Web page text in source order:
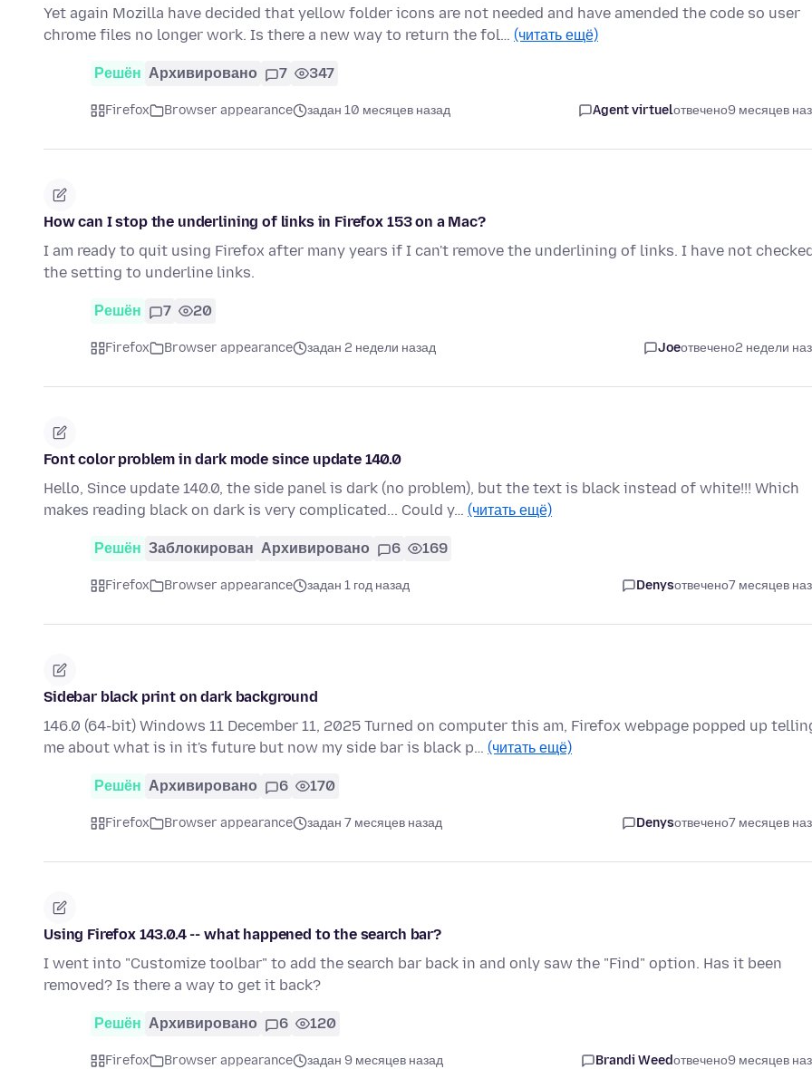
Yet again Mozilla have decided that yellow folder icons are not needed and have amended the code so user
chrome files no longer work. Is there a new way to return the fol… (читать ещё)
Решён Архивировано 7 347
Firefox Browser appearance задан 10 месяцев назад Agent virtuelотвечено9 месяцев
How can I stop the underlining of links in Firefox 153 on a Mac?
I am ready to quit using Firefox after many years if I can't remove the underlining of links. I have not
the setting to underline links.
Решён 7 20
Firefox Browser appearance задан 2 недели назад Joeотвечено2 недели
Font color problem in dark mode since update 140.0
Hello, Since update 140.0, the side panel is dark (no problem), but the text is black instead of white!!! Which
makes reading black on dark is very complicated... Could y… (читать ещё)
Решён Заблокирован Архивировано 6 169
Firefox Browser appearance задан 1 год назад Denysотвечено7 месяцев
Sidebar black print on dark background
146.0 (64-bit) Windows 11 December 11, 2025 Turned on computer this am, Firefox webpage popped up
me about what is in it's future but now my side bar is black p… (читать ещё)
Решён Архивировано 6 170
Firefox Browser appearance задан 7 месяцев назад Denysотвечено7 месяцев
Using Firefox 143.0.4 -- what happened to the search bar?
I went into "Customize toolbar" to add the search bar back in and only saw the "Find" option. Has it been
removed? Is there a way to get it back?
Решён Архивировано 6 120
Firefox Browser appearance задан 9 месяцев назад Brandi Weedотвечено9 месяцев